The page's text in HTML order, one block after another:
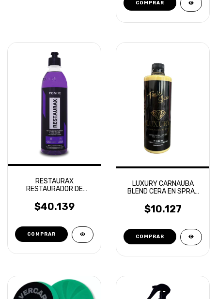
RESTAURAX
RESTAURADOR DE
500ML
$40.139
LUXURY CARNAUBA
BLEND CERA EN SPRAY
$10.127